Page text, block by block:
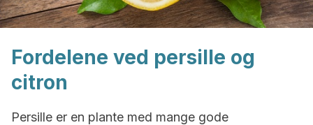
Fordelene ved persille og
citron
Persille er en plante med mange gode